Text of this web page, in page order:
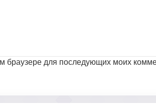
браузере для последующих моих